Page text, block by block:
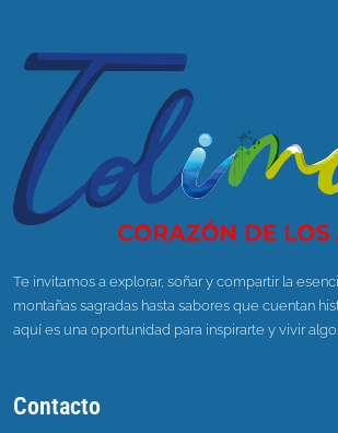
Te invitamos a explorar, soñar y compartir la
montañas sagradas hasta sabores que cuentan
aquí es una oportunidad para inspirarte y vivir
Contacto